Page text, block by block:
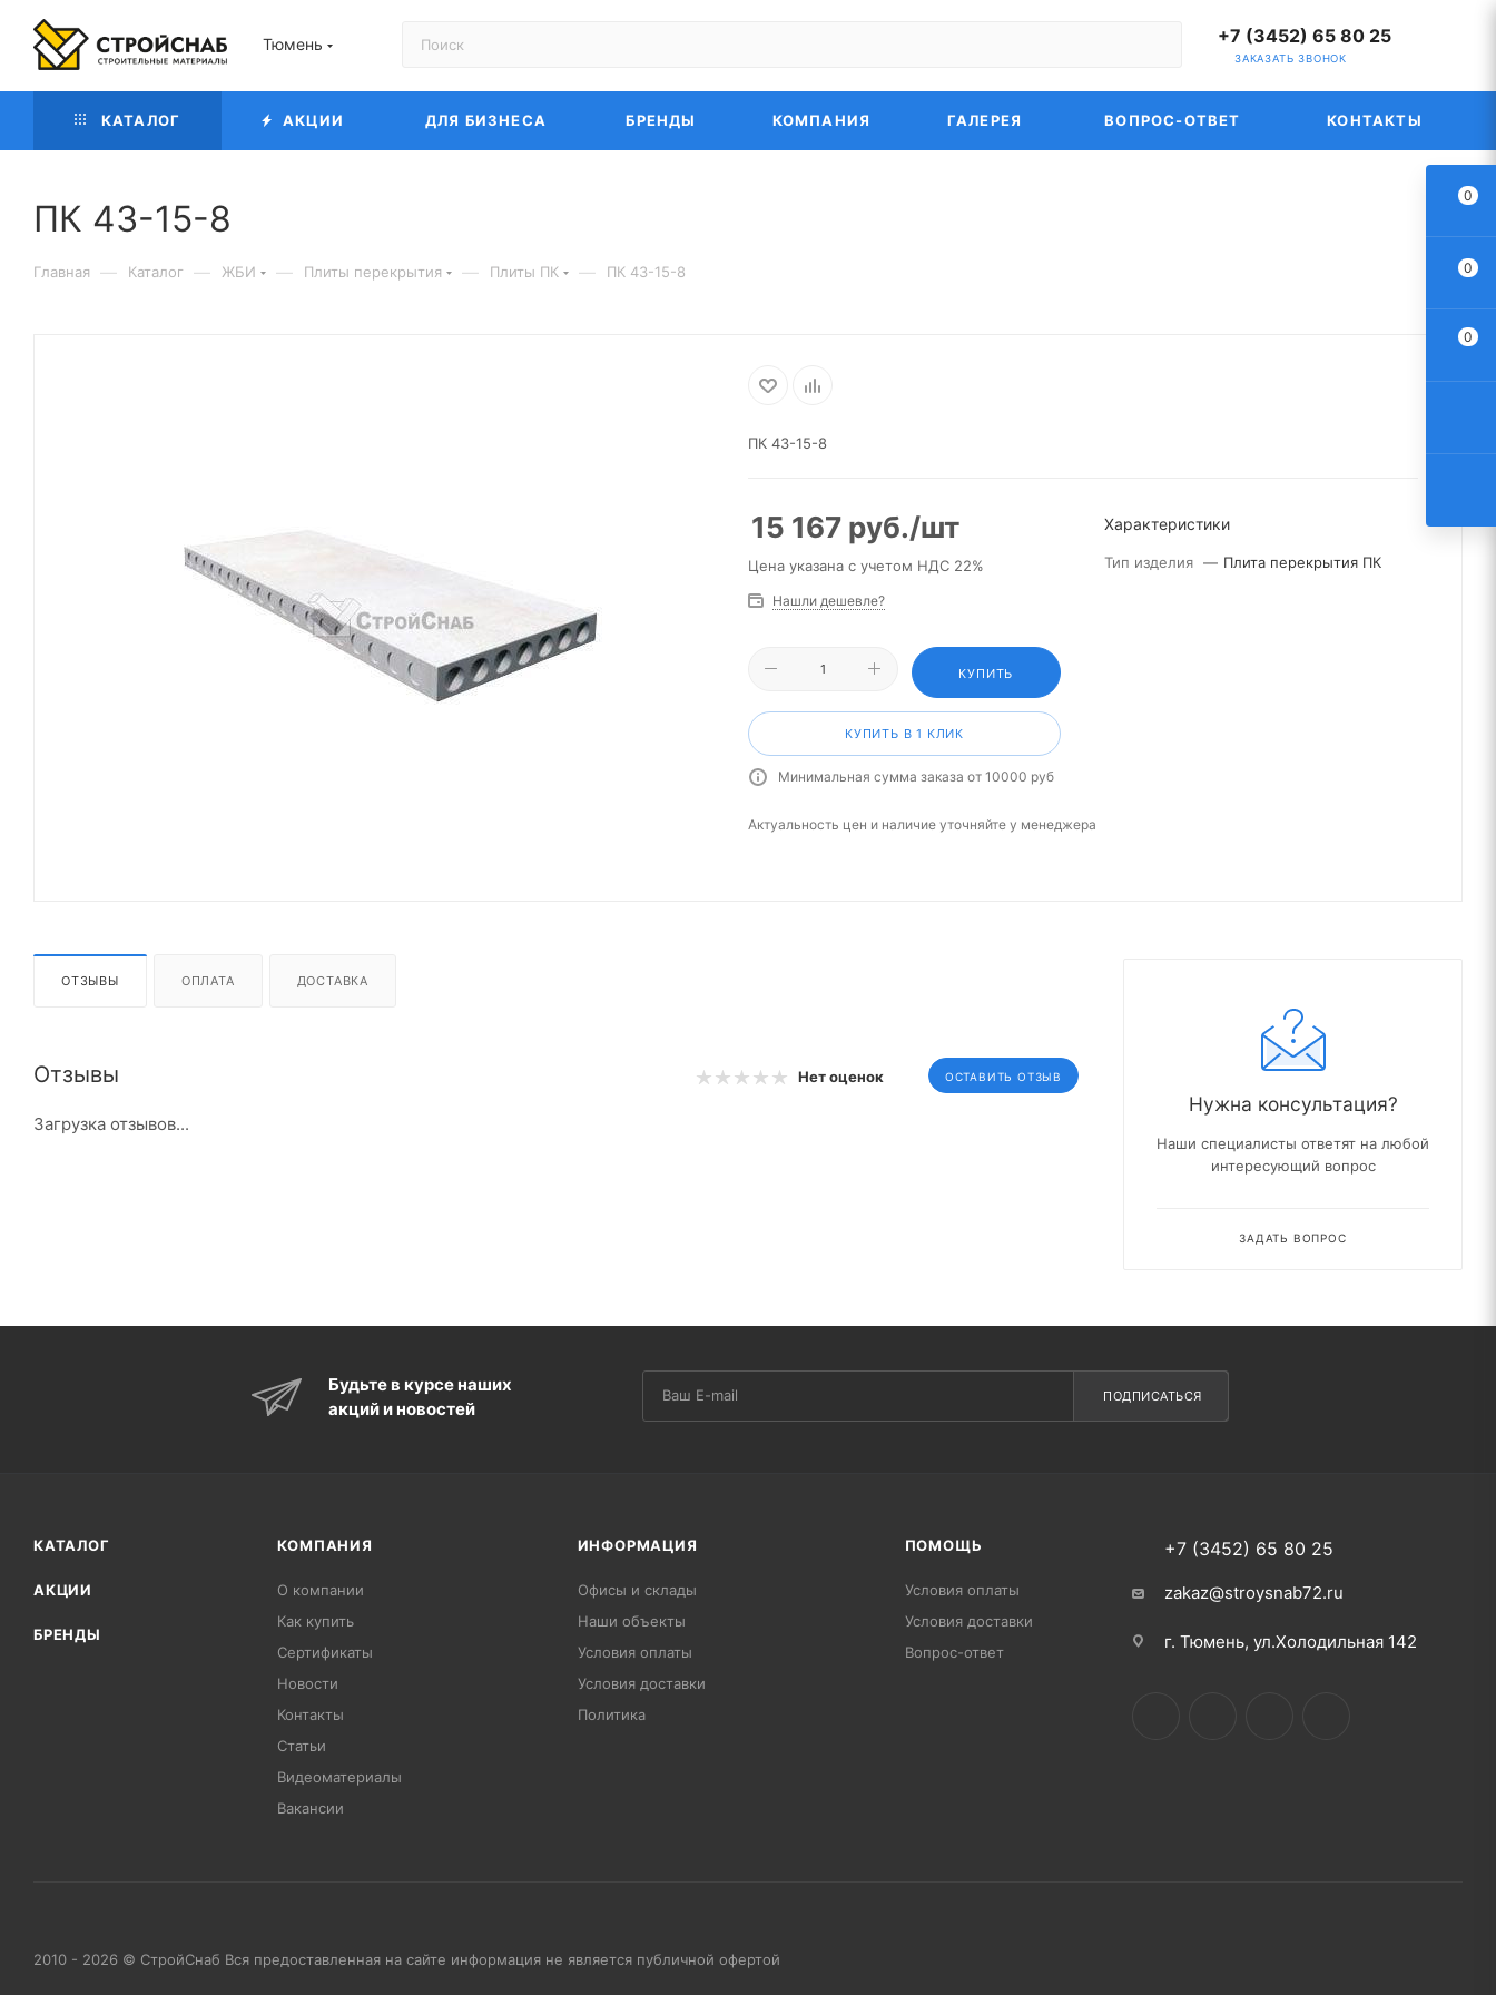
Тюмень +7 (3452) 65 80 25
ЗАКАЗАТЬ ЗВОНОК
КАТАЛОГ АКЦИИ ДЛЯ БИЗНЕСА БРЕНДЫ КОМПАНИЯ ГАЛЕРЕЯ ВОПРОС-ОТВЕТ КОНТАКТЫ
ПК 43-15-8
Главная — Каталог — ЖБИ — Плиты перекрытия — Плиты ПК — ПК 43-15-8
ПК 43-15-8
15 167 руб./шт
Цена указана с учетом НДС 22%
Нашли дешевле?
КУПИТЬ
КУПИТЬ В 1 КЛИК
Минимальная сумма заказа от 10000 руб
Характеристики
Тип изделия — Плита перекрытия ПК
Актуальность цен и наличие уточняйте у менеджера
ОТЗЫВЫ ОПЛАТА ДОСТАВКА
Отзывы Нет оценок ОСТАВИТЬ ОТЗЫВ
Загрузка отзывов...
Нужна консультация?
Наши специалисты ответят на любой
интересующий вопрос
ЗАДАТЬ ВОПРОС
Будьте в курсе наших
акций и новостей
ПОДПИСАТЬСЯ
КАТАЛОГ
АКЦИИ
БРЕНДЫ
КОМПАНИЯ
О компании
Как купить
Сертификаты
Новости
Контакты
Статьи
Видеоматериалы
Вакансии
ИНФОРМАЦИЯ
Офисы и склады
Наши объекты
Условия оплаты
Условия доставки
Политика
ПОМОЩЬ
Условия оплаты
Условия доставки
Вопрос-ответ
+7 (3452) 65 80 25
zakaz@stroysnab72.ru
г. Тюмень, ул.Холодильная 142
2010 - 2026 © СтройСнаб Вся предоставленная на сайте информация не является публичной офертой
0
0
0